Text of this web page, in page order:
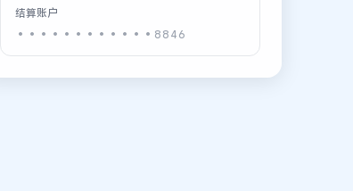
结算账户
••••••••••••8846